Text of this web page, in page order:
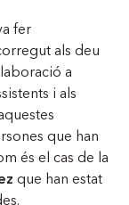
fer
als deu
a
i als
que han
és el cas de la
que han estat